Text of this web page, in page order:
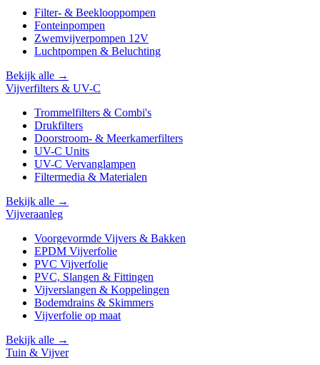
Filter- & Beeklooppompen
Fonteinpompen
Zwemvijverpompen 12V
Luchtpompen & Beluchting
Bekijk alle →
Vijverfilters & UV-C
Trommelfilters & Combi's
Drukfilters
Doorstroom- & Meerkamerfilters
UV-C Units
UV-C Vervanglampen
Filtermedia & Materialen
Bekijk alle →
Vijveraanleg
Voorgevormde Vijvers & Bakken
EPDM Vijverfolie
PVC Vijverfolie
PVC, Slangen & Fittingen
Vijverslangen & Koppelingen
Bodemdrains & Skimmers
Vijverfolie op maat
Bekijk alle →
Tuin & Vijver